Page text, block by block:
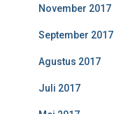
November 2017
September 2017
Agustus 2017
Juli 2017